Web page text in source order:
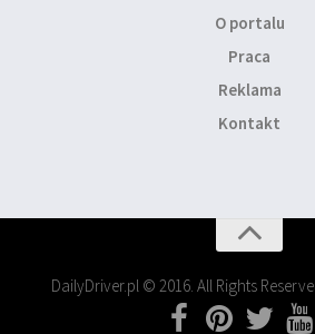
O portalu
Praca
Reklama
Kontakt
DailyDriver.pl © 2016. All Rights